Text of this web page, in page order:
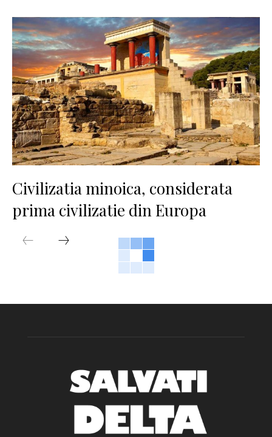
Civilizatia minoica, considerata
prima civilizatie din Europa